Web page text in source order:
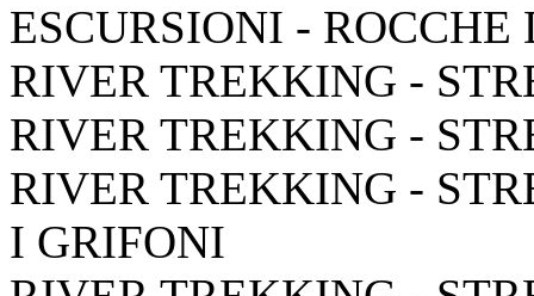
ESCURSIONI - ROCCHE
RIVER TREKKING -
RIVER TREKKING -
RIVER TREKKING -
I GRIFONI